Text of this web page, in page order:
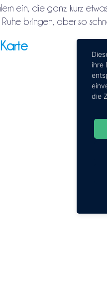
ein, die ganz kurz etwas
bringen, aber so
ihre
die